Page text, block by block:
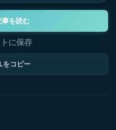
事を読む
に保存
をコピー